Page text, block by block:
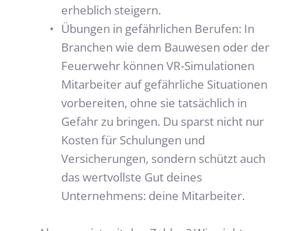
erheblich steigern.
Übungen in gefährlichen Berufen: In
Branchen wie dem Bauwesen oder der
Feuerwehr können VR-Simulationen
Mitarbeiter auf gefährliche Situationen
vorbereiten, ohne sie tatsächlich in
Gefahr zu bringen. Du sparst nicht nur
Kosten für Schulungen und
Versicherungen, sondern schützt auch
das wertvollste Gut deines
Unternehmens: deine Mitarbeiter.